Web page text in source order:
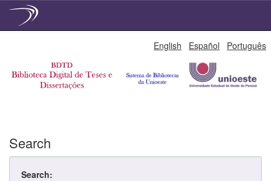
English Español Português
Search
Search: